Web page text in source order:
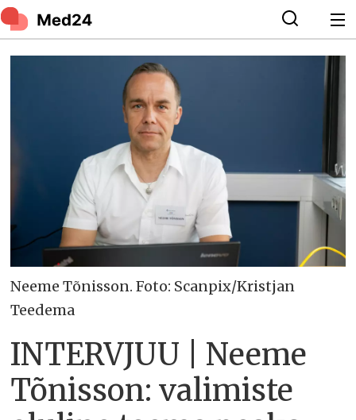
Neeme Tõnisson. Foto: Scanpix/Kristjan
Teedema
INTERVJUU | Neeme
Tõnisson: valimiste